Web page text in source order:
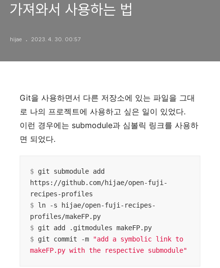
가져와서 사용하는 법
hijae 2023. 4. 30. 00:57
Git을 사용하면서 다른 저장소에 있는 파일을 그대
로 나의 프로젝트에 사용하고 싶은 일이 있었다.
이런 경우에는 submodule과 심볼릭 링크를 사용하
면 되었다.
$ git submodule add
https://github.com/hijae/open-fuji-
recipes-profiles
$ ln -s hijae/open-fuji-recipes-
profiles/makeFP.py
$ git add .gitmodules makeFP.py
$ git commit -m
"add a symbolic link to
makeFP.py with the respective submodule"